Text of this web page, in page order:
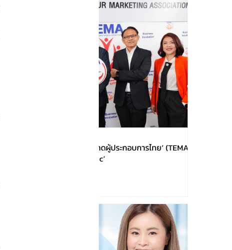
!!!เปิดตัว ‘สมาคมการตลาดผู้ประกอบการไทย’ (TEMA)
ชูโมเดล ‘Business Clinic’